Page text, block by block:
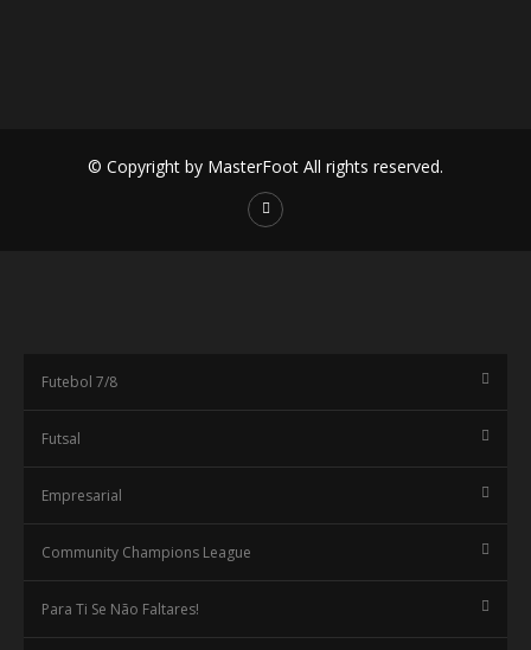
© Copyright by MasterFoot All rights reserved.
Futebol 7/8
Futsal
Empresarial
Community Champions League
Para Ti Se Não Faltares!